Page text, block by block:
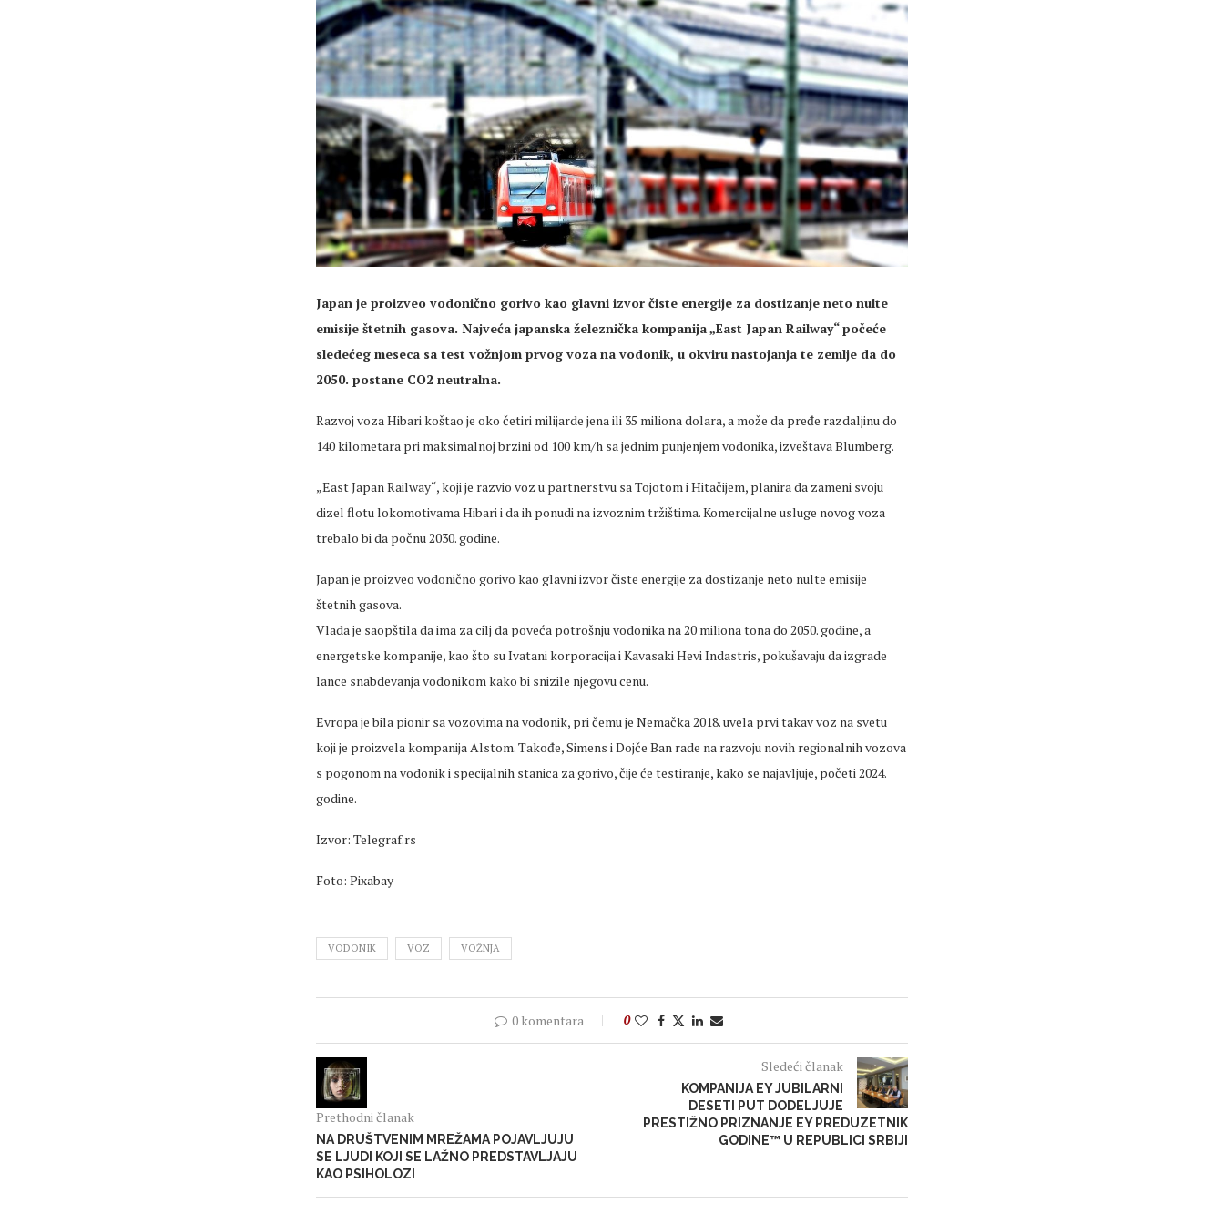
Japan je proizveo vodonično gorivo kao glavni izvor čiste energije za dostizanje neto nulte
emisije štetnih gasova. Najveća japanska železnička kompanija „East Japan Railway“ počeće
sledećeg meseca sa test vožnjom prvog voza na vodonik, u okviru nastojanja te zemlje da do
2050. postane CO2 neutralna.
Razvoj voza Hibari koštao je oko četiri milijarde jena ili 35 miliona dolara, a može da pređe razdaljinu do
140 kilometara pri maksimalnoj brzini od 100 km/h sa jednim punjenjem vodonika, izveštava Blumberg.
„East Japan Railway“, koji je razvio voz u partnerstvu sa Tojotom i Hitačijem, planira da zameni svoju
dizel flotu lokomotivama Hibari i da ih ponudi na izvoznim tržištima. Komercijalne usluge novog voza
trebalo bi da počnu 2030. godine.
Japan je proizveo vodonično gorivo kao glavni izvor čiste energije za dostizanje neto nulte emisije
štetnih gasova.
Vlada je saopštila da ima za cilj da poveća potrošnju vodonika na 20 miliona tona do 2050. godine, a
energetske kompanije, kao što su Ivatani korporacija i Kavasaki Hevi Indastris, pokušavaju da izgrade
lance snabdevanja vodonikom kako bi snizile njegovu cenu.
Evropa je bila pionir sa vozovima na vodonik, pri čemu je Nemačka 2018. uvela prvi takav voz na svetu
koji je proizvela kompanija Alstom. Takođe, Simens i Dojče Ban rade na razvoju novih regionalnih vozova
s pogonom na vodonik i specijalnih stanica za gorivo, čije će testiranje, kako se najavljuje, početi 2024.
godine.
Izvor: Telegraf.rs
Foto: Pixabay
VODONIK VOZ VOŽNJA
0 komentara 0
Prethodni članak
NA DRUŠTVENIM MREŽAMA POJAVLJUJU
SE LJUDI KOJI SE LAŽNO PREDSTAVLJAJU
KAO PSIHOLOZI
Sledeći članak
KOMPANIJA EY JUBILARNI
DESETI PUT DODELJUJE
PRESTIŽNO PRIZNANJE EY PREDUZETNIK
GODINE™ U REPUBLICI SRBIJI